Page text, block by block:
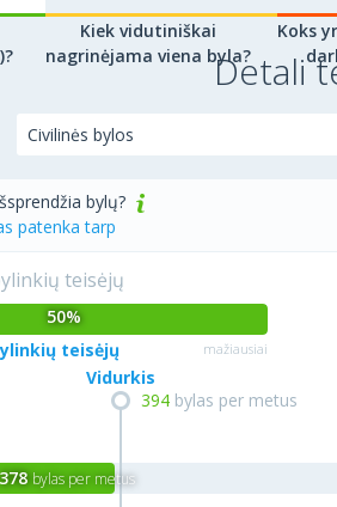
Kiek vidutiniškai
nagrinėjama viena byla?
Koks
Detali
bylų?
patenka tarp
teisėjų
50%
teisėjų mažiausiai
394 bylas per metus
Vidurkis
378bylas per metus